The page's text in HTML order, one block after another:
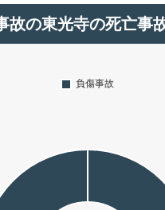
故の東光寺の死亡事